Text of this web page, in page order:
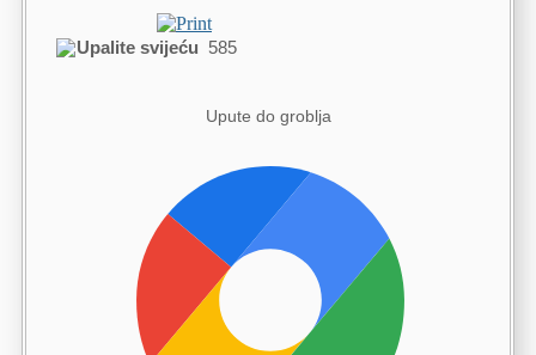
Upalite svijeću 585
Upute do groblja